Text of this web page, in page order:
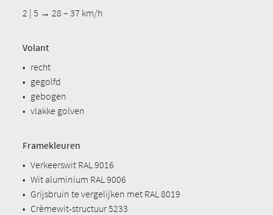
2 | 5 → 28 – 37 km/h
Volant
• recht
• gegolfd
• gebogen
• vlakke golven
Framekleuren
• Verkeerswit RAL 9016
• Wit aluminium RAL 9006
• Grijsbruin te vergelijken met RAL 8019
• Crèmewit-structuur 5233